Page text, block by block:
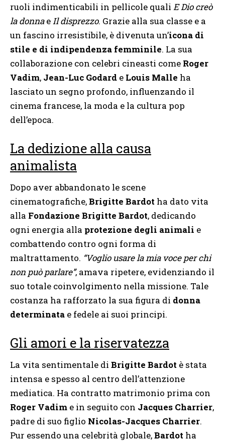
ruoli indimenticabili in pellicole quali E Dio creò
la donnae Il disprezzo. Grazie alla sua classe e a
un fascino irresistibile, è divenuta un’icona di
stile e di indipendenza femminile. La sua
collaborazione con celebri cineasti come Roger
Vadim, Jean-Luc Godard e Louis Malle ha
lasciato un segno profondo, influenzando il
cinema francese, la moda e la cultura pop
dell’epoca.
La dedizione alla causa
animalista
Dopo aver abbandonato le scene
cinematografiche,Brigitte Bardot ha dato vita
alla Fondazione Brigitte Bardot, dedicando
ogni energia alla protezione degli animali e
combattendo contro ogni forma di
maltrattamento. “Voglio usare la mia voce per chi
non può parlare”, amava ripetere, evidenziando il
suo totale coinvolgimento nella missione. Tale
costanza ha rafforzato la sua figura di donna
determinata e fedele ai suoi principi.
Gli amori e la riservatezza
La vita sentimentale di Brigitte Bardot è stata
intensa e spesso al centro dell’attenzione
mediatica. Ha contratto matrimonio prima con
Roger Vadim e in seguito con Jacques Charrier,
padre di suo figlio Nicolas-Jacques Charrier.
Pur essendo una celebrità globale,Bardot ha